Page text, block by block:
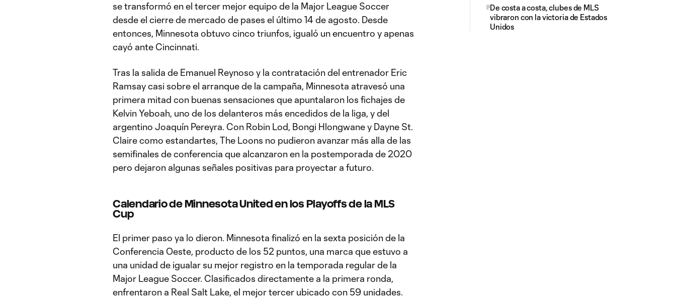
se transformó en el tercer mejor equipo de la Major League Soccer
desde el cierre de mercado de pases el último 14 de agosto. Desde
entonces, Minnesota obtuvo cinco triunfos, igualó un encuentro y apenas
cayó ante Cincinnati.
Tras la salida de Emanuel Reynoso y la contratación del entrenador Eric
Ramsay casi sobre el arranque de la campaña, Minnesota atravesó una
primera mitad con buenas sensaciones que apuntalaron los fichajes de
Kelvin Yeboah, uno de los delanteros más encedidos de la liga, y del
argentino Joaquín Pereyra. Con Robin Lod, Bongi Hlongwane y Dayne St.
Claire como estandartes, The Loons no pudieron avanzar más alla de las
semifinales de conferencia que alcanzaron en la postemporada de 2020
pero dejaron algunas señales positivas para proyectar a futuro.
Calendario de Minnesota United en los Playoffs de la MLS
Cup
El primer paso ya lo dieron. Minnesota finalizó en la sexta posición de la
Conferencia Oeste, producto de los 52 puntos, una marca que estuvo a
una unidad de igualar su mejor registro en la temporada regular de la
Major League Soccer. Clasificados directamente a la primera ronda,
enfrentaron a Real Salt Lake, el mejor tercer ubicado con 59 unidades.
De costa a costa, clubes de MLS
vibraron con la victoria de Estados
Unidos